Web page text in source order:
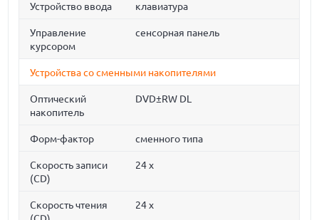
Устройство ввода клавиатура
Управление
курсором
сенсорная панель
Устройства со сменными накопителями
Оптический
накопитель
DVD±RW DL
Форм-фактор сменного типа
Скорость записи
(CD)
24 x
Скорость чтения
24 x